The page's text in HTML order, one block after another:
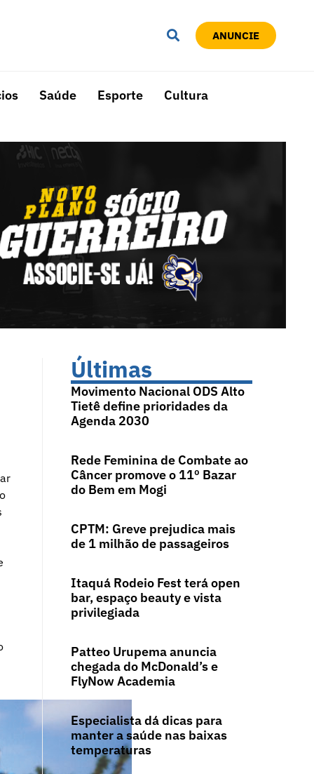
ANUNCIE
Saúde Esporte Cultura
Últimas
Movimento Nacional ODS Alto
Tietê define prioridades da
Agenda 2030
Rede Feminina de Combate ao
Câncer promove o 11º Bazar
do Bem em Mogi
CPTM: Greve prejudica mais
de 1 milhão de passageiros
Itaquá Rodeio Fest terá open
bar, espaço beauty e vista
privilegiada
Patteo Urupema anuncia
chegada do McDonald’s e
FlyNow Academia
Especialista dá dicas para
manter a saúde nas baixas
temperaturas